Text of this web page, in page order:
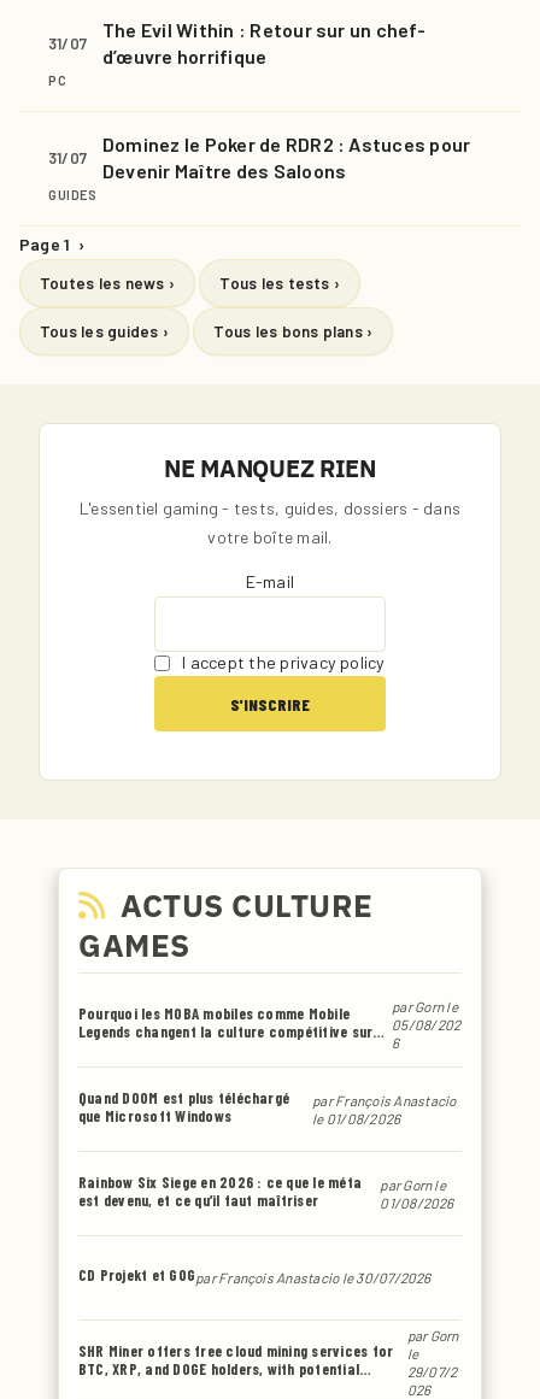
31/07
The Evil Within : Retour sur un chef-
d’œuvre horrifique
PC
31/07
Dominez le Poker de RDR2 : Astuces pour
Devenir Maître des Saloons
GUIDES
Page 1 ›
Toutes les news › Tous les tests ›
Tous les guides › Tous les bons plans ›
NE MANQUEZ RIEN
L'essentiel gaming - tests, guides, dossiers - dans
votre boîte mail.
E-mail
I accept the privacy policy
ACTUS CULTURE
GAMES
Pourquoi les MOBA mobiles comme Mobile
Legends changent la culture compétitive sur
parGornle
05/08/202
6
Quand DOOM est plus téléchargé
que Microsoft Windows
parFrançois Anastacio
le 01/08/2026
Rainbow Six Siege en 2026 : ce que le méta
est devenu, et ce qu’il faut maîtriser
parGornle
01/08/2026
CD Projekt et GOGparFrançois Anastaciole 30/07/2026
SHR Miner offers free cloud mining services for
BTC, XRP, and DOGE holders, with potential
parGorn
le
29/07/2
026